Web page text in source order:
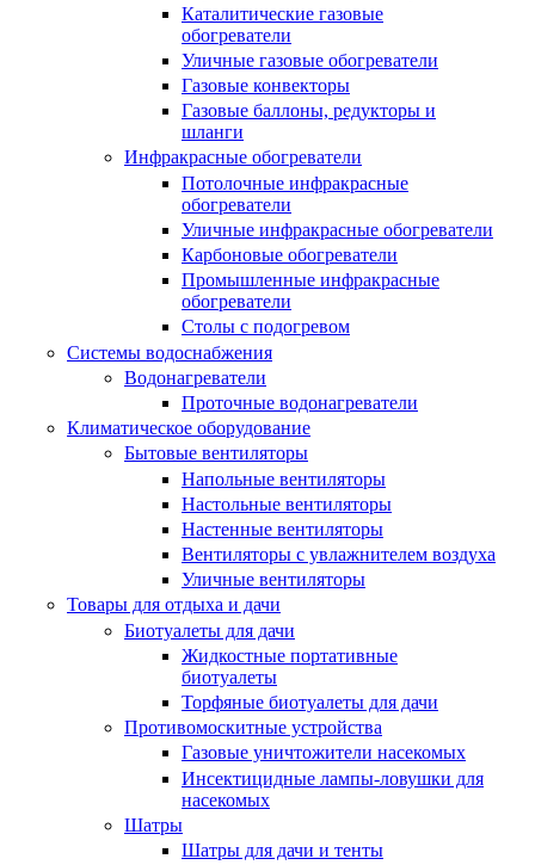
Каталитические газовые
обогреватели
Уличные газовые обогреватели
Газовые конвекторы
Газовые баллоны, редукторы и
шланги
Инфракрасные обогреватели
Потолочные инфракрасные
обогреватели
Уличные инфракрасные обогреватели
Карбоновые обогреватели
Промышленные инфракрасные
обогреватели
Столы с подогревом
Системы водоснабжения
Водонагреватели
Проточные водонагреватели
Климатическое оборудование
Бытовые вентиляторы
Напольные вентиляторы
Настольные вентиляторы
Настенные вентиляторы
Вентиляторы с увлажнителем воздуха
Уличные вентиляторы
Товары для отдыха и дачи
Биотуалеты для дачи
Жидкостные портативные
биотуалеты
Торфяные биотуалеты для дачи
Противомоскитные устройства
Газовые уничтожители насекомых
Инсектицидные лампы-ловушки для
насекомых
Шатры
Шатры для дачи и тенты